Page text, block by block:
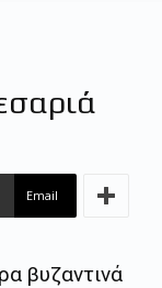
Email
βυζαντινά